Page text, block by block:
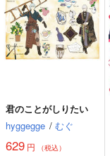
君のことがしりたい
hyggegge / むぐ
629 円 （税込）